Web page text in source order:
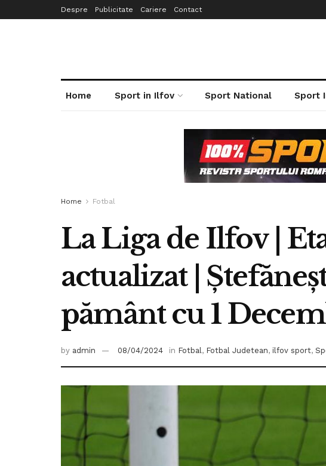
Despre Publicitate Cariere Contact
Home Sport in Ilfov Sport National Sport
Home Fotbal
La Liga de Ilfov |
actualizat |
pământ cu 1
by admin 08/04/2024 in Fotbal, Fotbal Judetean, ilfov sport,